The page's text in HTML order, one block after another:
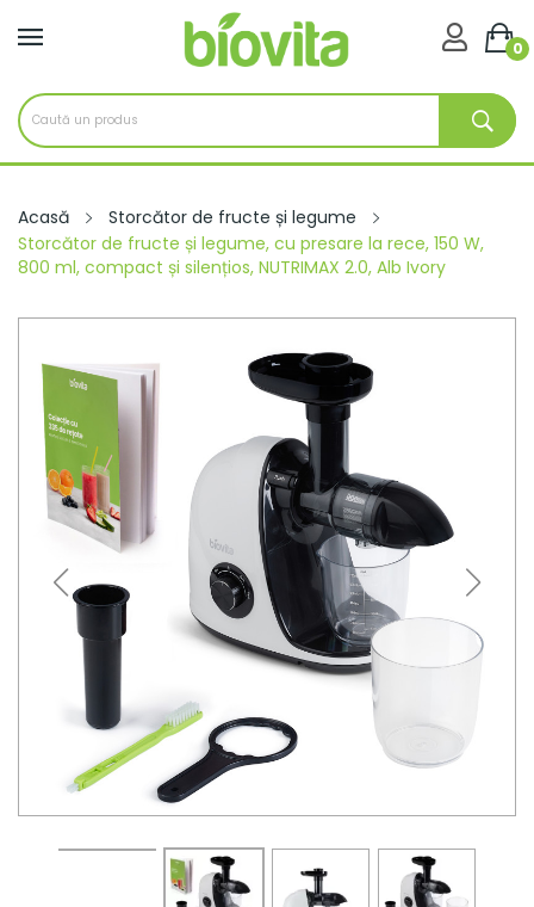
0

Acasă
Storcător de fructe și legume
Storcător de fructe și legume, cu presare la rece, 150 W,
800 ml, compact și silențios, NUTRIMAX 2.0, Alb Ivory